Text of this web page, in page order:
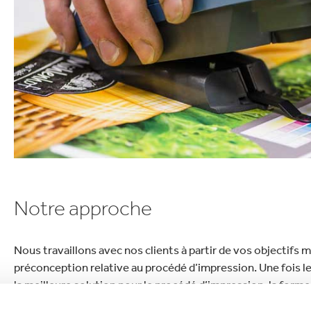
Entretien de la maison
Notre approche
Nous travaillons avec nos clients à partir de vos objectifs
préconception relative au procédé d’impression. Une fois
la meilleure solution pour le procédé d’impression, la